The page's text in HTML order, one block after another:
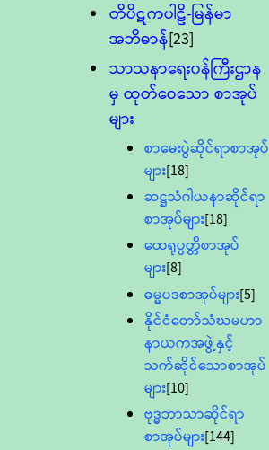
တိပိဋကပါဠိ-မြန်မာ
အဘိဓာန်[23]
သာသနာရေး၀န်ကြီးဌာန
မှ ထုတ်ဝေသော စာအုပ်
များ
စာမေးပွဲဆိုင်ရာစာအုပ်
များ[18]
ဆဋ္ဌသံဂါယနာဆိုင်ရာ
စာအုပ်များ[18]
ထေရုပ္ပတ္တိစာအုပ်
များ[8]
ဓမ္မပဒစာအုပ်များ[5]
နိုင်ငံတော်သံဃမဟာ
နာယကအဖွဲ့နှင့်
သက်ဆိုင်သောစာအုပ်
များ[10]
ဗုဒ္ဓဘာသာဆိုင်ရာ
စာအုပ်များ[144]